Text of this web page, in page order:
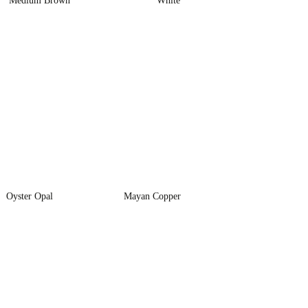
Oyster Opal Mayan Copper